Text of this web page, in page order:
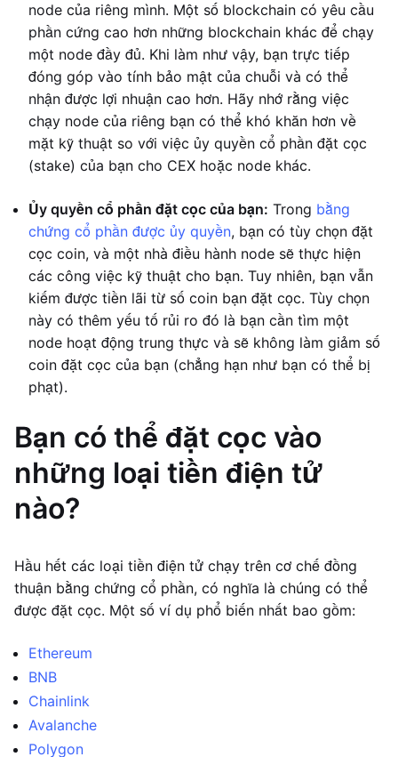
node của riêng mình. Một số blockchain có yêu cầu
phần cứng cao hơn những blockchain khác để chạy
một node đầy đủ. Khi làm như vậy, bạn trực tiếp
đóng góp vào tính bảo mật của chuỗi và có thể
nhận được lợi nhuận cao hơn. Hãy nhớ rằng việc
chạy node của riêng bạn có thể khó khăn hơn về
mặt kỹ thuật so với việc ủy quyền cổ phần đặt cọc
(stake) của bạn cho CEX hoặc node khác.
Ủy quyền cổ phần đặt cọc của bạn: Trong bằng
chứng cổ phần được ủy quyền, bạn có tùy chọn đặt
cọc coin, và một nhà điều hành node sẽ thực hiện
các công việc kỹ thuật cho bạn. Tuy nhiên, bạn vẫn
kiếm được tiền lãi từ số coin bạn đặt cọc. Tùy chọn
này có thêm yếu tố rủi ro đó là bạn cần tìm một
node hoạt động trung thực và sẽ không làm giảm số
coin đặt cọc của bạn (chẳng hạn như bạn có thể bị
phạt).
Bạn có thể đặt cọc vào
những loại tiền điện tử
nào?
Hầu hết các loại tiền điện tử chạy trên cơ chế đồng
thuận bằng chứng cổ phần, có nghĩa là chúng có thể
được đặt cọc. Một số ví dụ phổ biến nhất bao gồm:
Ethereum
BNB
Chainlink
Avalanche
Polygon